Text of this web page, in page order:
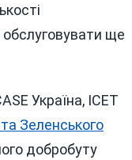
обслуговувати ще
Україна, ІСЕТ
Зеленського
добробуту